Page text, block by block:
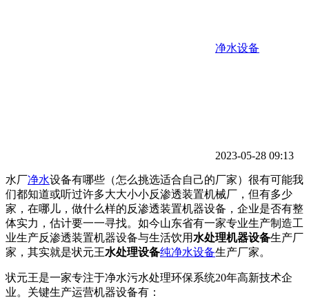
净水设备
2023-05-28 09:13
水厂净水设备有哪些（怎么挑选适合自己的厂家）很有可能我
们都知道或听过许多大大小小反渗透装置机械厂，但有多少
家，在哪儿，做什么样的反渗透装置机器设备，企业是否有整
体实力，估计要一一寻找。如今山东省有一家专业生产制造工
业生产反渗透装置机器设备与生活饮用 水处理机器设备生产厂
家，其实就是状元王水处理设备纯净水设备生产厂家。
状元王是一家专注于净水污水处理环保系统20年高新技术企
业。关键生产运营机器设备有：